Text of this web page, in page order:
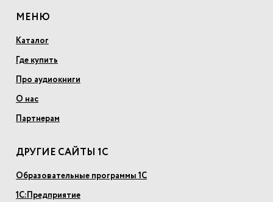
МЕНЮ
Каталог
Где купить
Про аудиокниги
О нас
Партнерам
ДРУГИЕ САЙТЫ 1С
Образовательные программы 1С
1С:Предприятие